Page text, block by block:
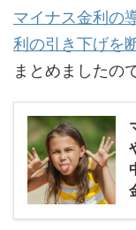
マイナス金利の
利の引き下げを
まとめましたの